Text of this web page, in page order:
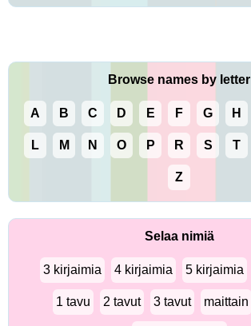
Browse names by letter
A B C D E F G H
L M N O P R S T
Z
Selaa nimiä
3 kirjaimia 4 kirjaimia 5 kirjaimia
1 tavu 2 tavut 3 tavut maittain